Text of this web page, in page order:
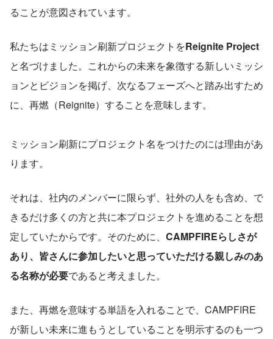
ることが意図されています。
私たちはミッション刷新プロジェクトをReignite Project
と名づけました。これからの未来を象徴する新しいミッシ
ョンとビジョンを掲げ、次なるフェーズへと踏み出すため
に、再燃（Reignite）することを意味します。
ミッション刷新にプロジェクト名をつけたのには理由があ
ります。
それは、社内のメンバーに限らず、社外の人をも含め、で
きるだけ多くの方と共に本プロジェクトを進めることを想
定していたからです。そのために、 CAMPFIREらしさが
あり、皆さんに参加したいと思っていただける親しみのあ
る名称が必要であると考えました。
また、再燃を意味する単語を入れることで、CAMPFIRE
が新しい未来に進もうとしていることを明示するのも一つ